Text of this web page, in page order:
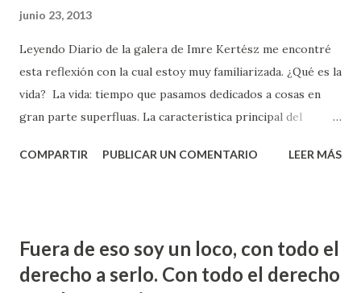
junio 23, 2013
Leyendo Diario de la galera de Imre Kertész me encontré
esta reflexión con la cual estoy muy familiarizada. ¿Qué es la
vida? La vida: tiempo que pasamos dedicados a cosas en
gran parte superfluas. La característica principal del
terror a perder el tiempo. El tiempo lleva el sello de lo
paso subterráneo y darse de bruces con el trajín. ¿Adonde
van tan deprisa? No es una pregunta barata referida a la
COMPARTIR PUBLICAR UN COMENTARIO LEER MÁS
Fuera de eso soy un loco, con todo el
derecho a serlo. Con todo el derecho